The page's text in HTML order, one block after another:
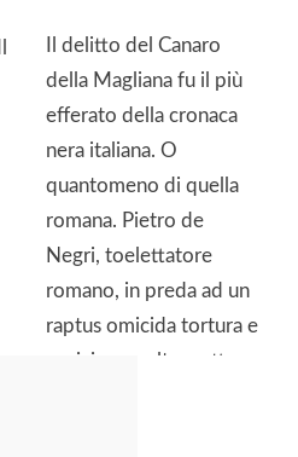
Il delitto del Canaro
della Magliana fu il più
efferato della cronaca
nera italiana. O
quantomeno di quella
romana. Pietro de
Negri, toelettatore
romano, in preda ad un
raptus omicida tortura e
sevizia per oltre sette